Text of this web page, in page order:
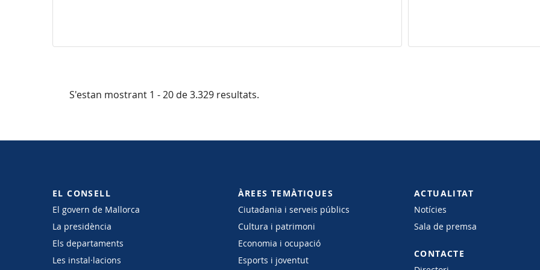
S'estan mostrant 1 - 20 de 3.329 resultats.
EL CONSELL
El govern de Mallorca
La presidència
Els departaments
Les instal·lacions
ÀREES TEMÀTIQUES
Ciutadania i serveis públics
Cultura i patrimoni
Economia i ocupació
Esports i joventut
ACTUALITAT
Notícies
Sala de premsa
CONTACTE